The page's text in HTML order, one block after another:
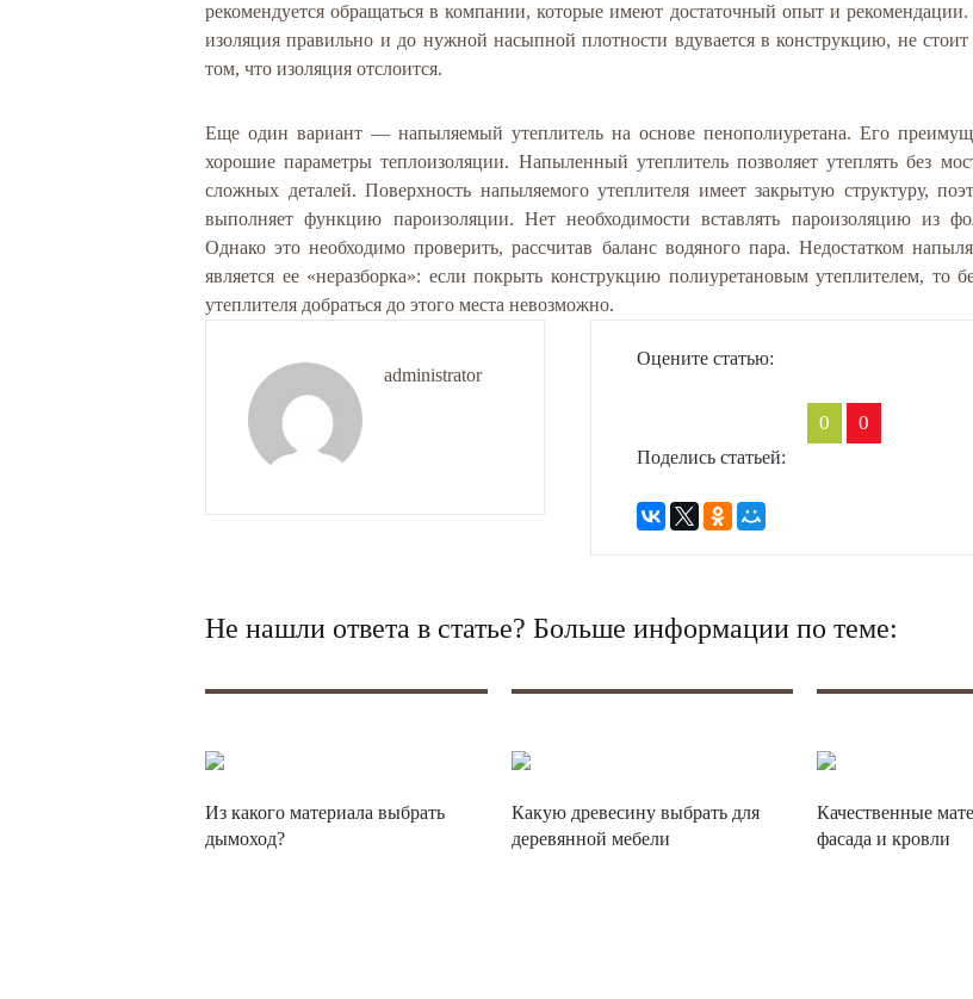
рекомендуется обращаться в компании, которые имеют достаточный опыт и
изоляция правильно и до нужной насыпной плотности вдувается в конструкцию, не стоит
том, что изоляция отслоится.
Еще один вариант — напыляемый утеплитель на основе пенополиуретана. Его
хорошие параметры теплоизоляции. Напыленный утеплитель позволяет утеплять без
сложных деталей. Поверхность напыляемого утеплителя имеет закрытую структуру,
выполняет функцию пароизоляции. Нет необходимости вставлять пароизоляцию из
Однако это необходимо проверить, рассчитав баланс водяного пара. Недостатком
является ее «неразборка»: если покрыть конструкцию полиуретановым утеплителем, то
утеплителя добраться до этого места невозможно.
administrator
Оцените статью:
0 0
Поделись статьей:
Не нашли ответа в статье? Больше информации по теме:
Из какого материала выбрать
дымоход?
Какую древесину выбрать для
деревянной мебели
Качественные
фасада и кровли